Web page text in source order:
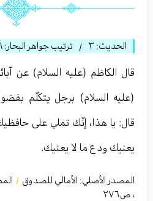
الحديث: ٣ / ترتيب جواهر البحار:
قال الكاظم (عليه السلام) عن
(عليه السلام) برجل يتكلّم
قال: يا هذا، إنّك تملي على
يعنيك ودع ما لا يعنيك.
المصدر الأصلي: الأمالي للصدوق /
، ص٢٧٦